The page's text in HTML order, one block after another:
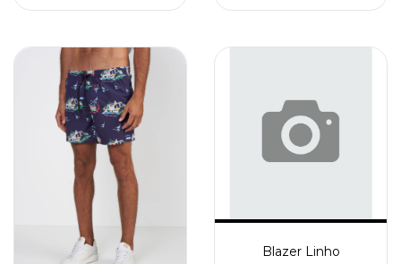
Blazer Linho